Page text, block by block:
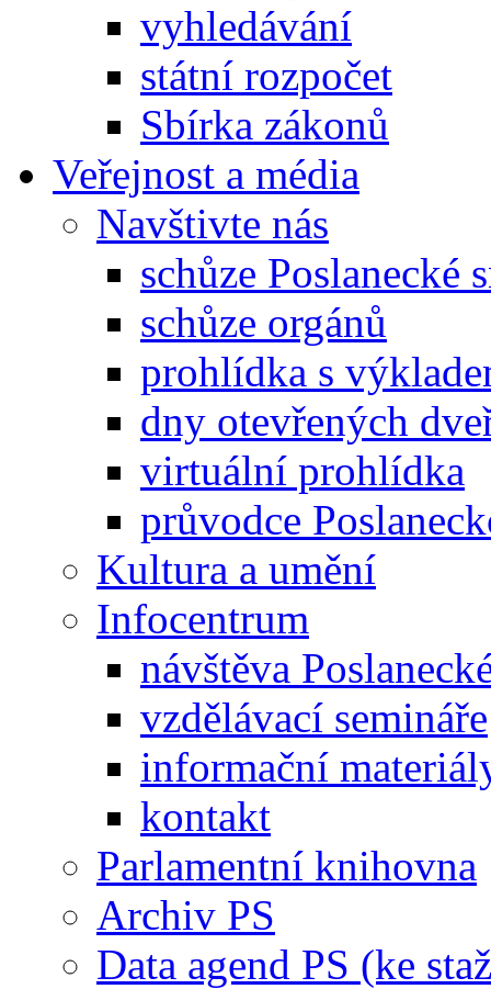
vyhledávání
státní rozpočet
Sbírka zákonů
Veřejnost a média
Navštivte nás
schůze Poslanecké
schůze orgánů
prohlídka s
dny otevřených
virtuální prohlídka
průvodce
Kultura a umění
Infocentrum
návštěva
vzdělávací semináře
informační
kontakt
Parlamentní knihovna
Archiv PS
Data agend PS (ke